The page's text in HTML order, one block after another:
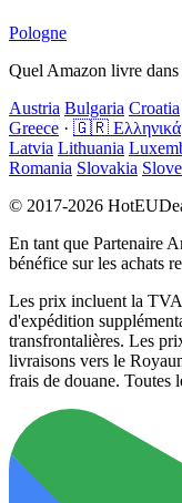
Pologne
Quel Amazon livre dans
Austria Bulgaria Croatia
Greece · 🇬🇷 Ελληνικά
Latvia Lithuania
Romania Slovakia
© 2017-2026
En tant que Partenaire
bénéfice sur les achats
Les prix incluent la
d'expédition
transfrontalières. Les
livraisons vers le
frais de douane. Toutes